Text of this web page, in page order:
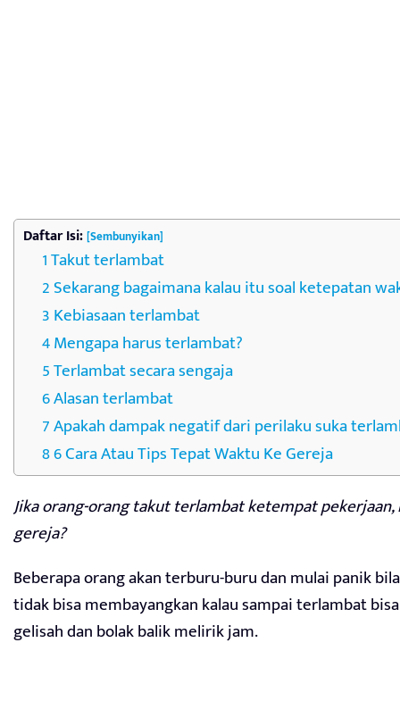
Daftar Isi:[Sembunyikan]
Takut terlambat
Sekarang bagaimana kalau itu soal ketepatan
Kebiasaan terlambat
Mengapa harus terlambat?
Terlambat secara sengaja
Alasan terlambat
Apakah dampak negatif dari perilaku suka
6 Cara Atau Tips Tepat Waktu Ke Gereja
Jika orang-orang takut terlambat ketempat
gereja?
Beberapa orang akan terburu-buru dan mulai panik
tidak bisa membayangkan kalau sampai terlambat
gelisah dan bolak balik melirik jam.